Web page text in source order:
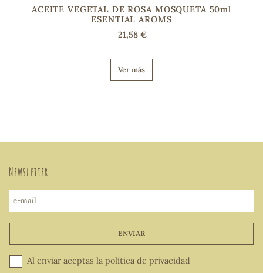
ACEITE VEGETAL DE ROSA MOSQUETA 50ml
ESENTIAL AROMS
21,58 €
Ver más
Newsletter
e-mail
ENVIAR
Al enviar aceptas la política de privacidad